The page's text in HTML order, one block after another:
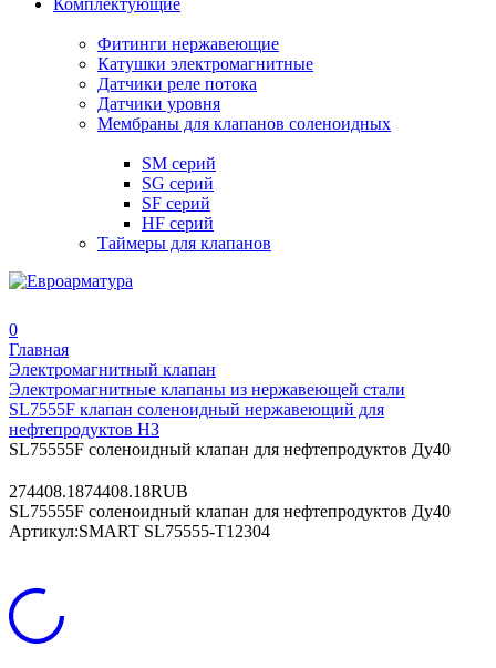
Комплектующие
Фитинги нержавеющие
Катушки электромагнитные
Датчики реле потока
Датчики уровня
Мембраны для клапанов соленоидных
SM серий
SG серий
SF серий
HF серий
Таймеры для клапанов
0
Главная
Электромагнитный клапан
Электромагнитные клапаны из нержавеющей стали
SL7555F клапан соленоидный нержавеющий для
нефтепродуктов НЗ
SL75555F соленоидный клапан для нефтепродуктов Ду40
274408.1874408.18RUB
SL75555F соленоидный клапан для нефтепродуктов Ду40
Артикул:SMART SL75555-T12304